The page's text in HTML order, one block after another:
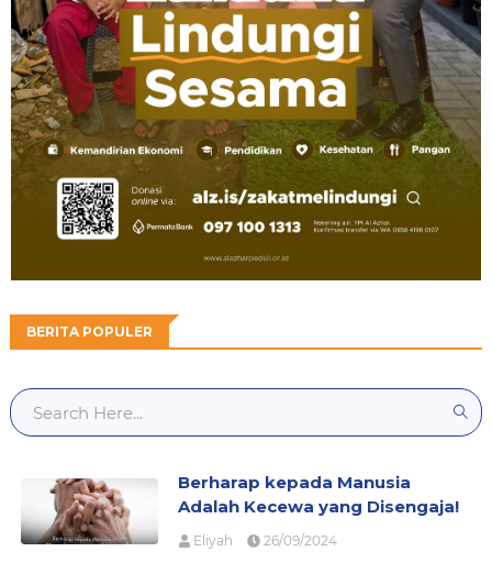
BERITA POPULER
Berharap kepada Manusia
Adalah Kecewa yang Disengaja!
Eliyah 26/09/2024